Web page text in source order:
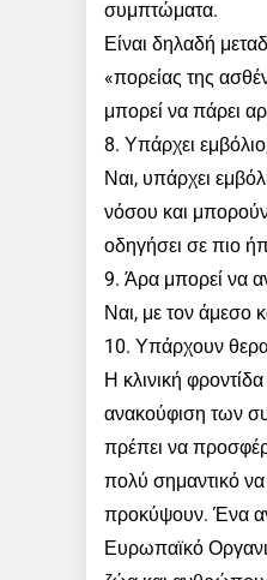
συμπτώματα.
Είναι δηλαδή
«πορείας της
μπορεί να πάρει
8. Υπάρχει
Ναι, υπάρχει
νόσου και
οδηγήσει σε πιο
9. Άρα μπορεί να
Ναι, με τον άμεσο
10. Υπάρχουν
Η κλινική
ανακούφιση των
πρέπει να
πολύ σημαντικό να
προκύψουν. Ένα
Ευρωπαϊκό